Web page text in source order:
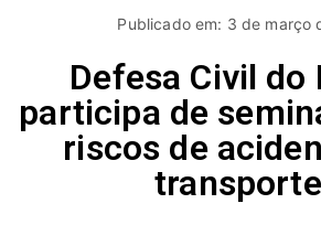
Publicado em: 3 de março
Defesa Civil do
participa de
riscos de